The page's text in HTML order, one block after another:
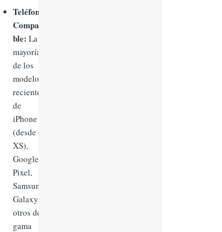
Teléfono
Compati
ble: La
mayoría
de los
modelos
recientes
de
iPhone
(desde el
XS),
Google
Pixel,
Samsung
Galaxy y
otros de
gama